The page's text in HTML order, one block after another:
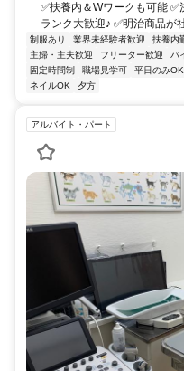
✅扶養内＆Wワークも可能
ランク大歓迎♪ ✅明治商品が
制服あり 業界未経験者歓迎 扶養内
主婦・主夫歓迎
フリーター歓迎 バ
固定時間制
職場見学可 平日のみOK
ネイルOK
夕方
アルバイト・パート